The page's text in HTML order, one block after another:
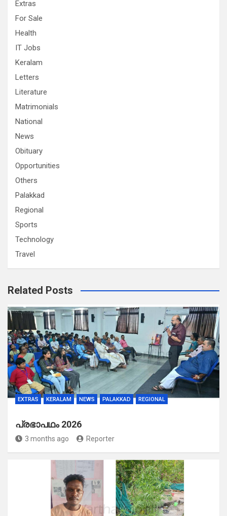
Extras
For Sale
Health
IT Jobs
Keralam
Letters
Literature
Matrimonials
National
News
Obituary
Opportunities
Others
Palakkad
Regional
Sports
Technology
Travel
Related Posts
EXTRAS KERALAM NEWS PALAKKAD REGIONAL
പ്രഭാപഥം 2026
3 months ago Reporter